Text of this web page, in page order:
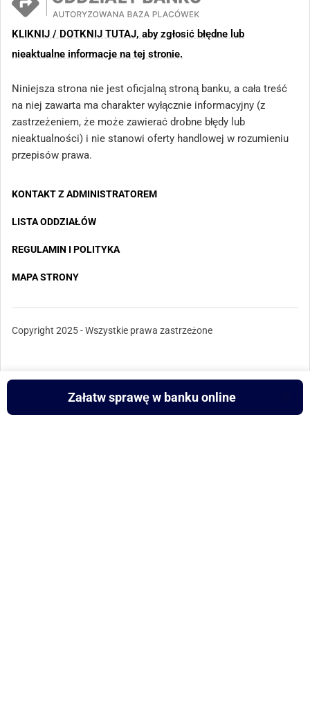
KLIKNIJ / DOTKNIJ TUTAJ, aby zgłosić błędne lub
nieaktualne informacje na tej stronie.
Niniejsza strona nie jest oficjalną stroną banku, a cała treść
na niej zawarta ma charakter wyłącznie informacyjny (z
zastrzeżeniem, że może zawierać drobne błędy lub
nieaktualności) i nie stanowi oferty handlowej w rozumieniu
przepisów prawa.
KONTAKT Z ADMINISTRATOREM
LISTA ODDZIAŁÓW
REGULAMIN I POLITYKA
MAPA STRONY
Copyright 2025 - Wszystkie prawa zastrzeżone
Załatw sprawę w banku online